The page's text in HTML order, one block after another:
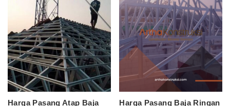
Harga Pasang Atap Baja
Harga Pasang Baja Ringan